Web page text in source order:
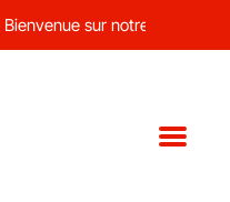
Bienvenue sur notre nouveau